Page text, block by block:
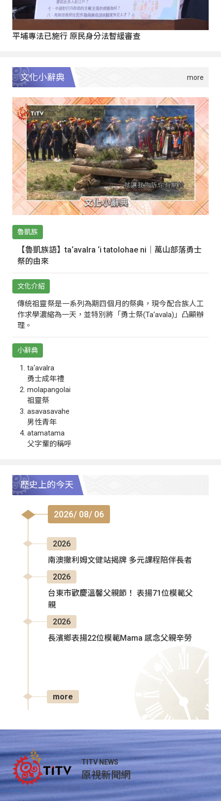
平埔專法已施行 原民身分法暫緩審查
文化小辭典
魯凱族
【魯凱族語】ta‘avalra ‘i tatolohae ni｜萬山部落勇士
祭的由來
文化介紹
傳統祖靈祭是一系列為期四個月的祭典，現今配合族人工
作求學濃縮為一天，並特別將「勇士祭(Ta‘avala)」凸顯辦
理。
小辭典
ta‘avalra
勇士成年禮
molapangolai
祖靈祭
asavasavahe
男性青年
atamatama
父字輩的稱呼
歷史上的今天
2026/ 08/ 06
2026
南澳撒利姆文健站揭牌 多元課程陪伴長者
2026
台東市歡慶溫馨父親節！ 表揚71位模範父
親
2026
長濱鄉表揚22位模範Mama 感念父親辛勞
more
TITV NEWS
原視新聞網